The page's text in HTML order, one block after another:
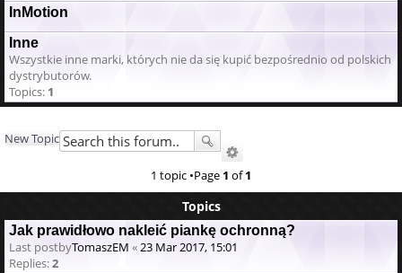
InMotion
Inne
Wszystkie inne marki, których nie da się kupić bezpośrednio od polskich
dystrybutorów.
Topics: 1
New Topic
1 topic •Page 1 of1
Topics
Jak prawidłowo nakleić piankę ochronną?
Last postbyTomaszEM «23 Mar 2017, 15:01
Replies:2